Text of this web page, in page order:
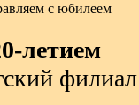
с юбилеем
летием